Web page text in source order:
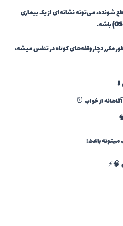
شونده، می‌تونه نشانه‌ای از یک بیماری
باشه.
مکرر دچار وقفه‌های کوتاه در تنفس میشه،
⬇️
از خواب ⏰
میتونه باعث:
🧠⚡